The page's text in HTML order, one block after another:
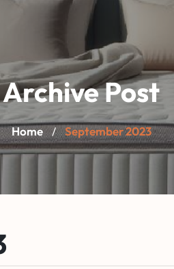
Archive Post
Home / September 2023